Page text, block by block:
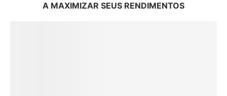
A MAXIMIZAR SEUS RENDIMENTOS